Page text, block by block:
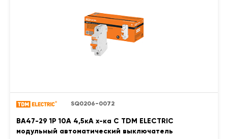
SQ0206-0072
ВА47-29 1Р 10А 4,5кА х-ка С TDM ELECTRIC
модульный автоматический выключатель